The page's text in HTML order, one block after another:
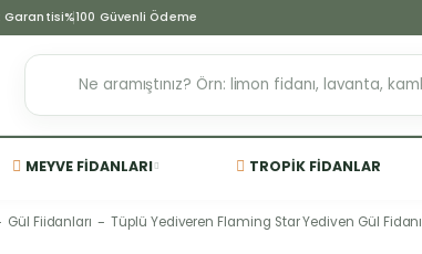
Garantisi%100 Güvenli Ödeme
MEYVE FIDANLARI TROPIK FIDANLAR
Gül Fiidanları Tüplü Yediveren Flaming Star Yediven Gül Fidanı